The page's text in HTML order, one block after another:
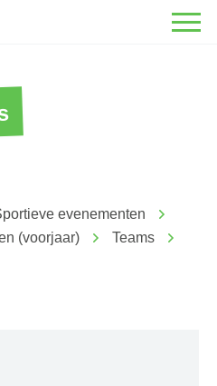
evenementen
(voorjaar)
Teams